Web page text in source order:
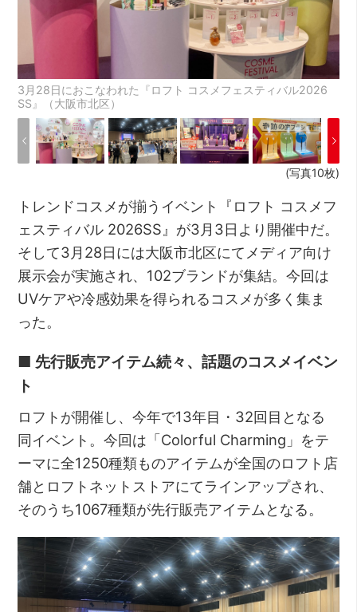
3月28日におこなわれた『ロフト コスメフェスティバル2026
SS』（大阪市北区）
(写真10枚)
トレンドコスメが揃うイベント『ロフト コスメフ
ェスティバル 2026SS』が3月3日より開催中だ。
そして3月28日には大阪市北区にてメディア向け
展示会が実施され、102ブランドが集結。今回は
UVケアや冷感効果を得られるコスメが多く集ま
った。
■ 先行販売アイテム続々、話題のコスメイベン
ト
ロフトが開催し、今年で13年目・32回目となる
同イベント。今回は「Colorful Charming」をテ
ーマに全1250種類ものアイテムが全国のロフト店
舗とロフトネットストアにてラインアップされ、
そのうち1067種類が先行販売アイテムとなる。